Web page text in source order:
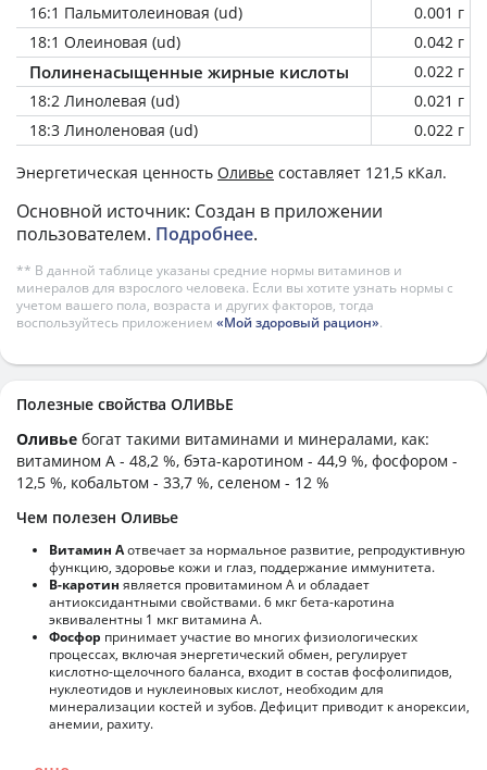
16:1 Пальмитолеиновая (ud)
0.001 г
18:1 Олеиновая (ud)
0.042 г
Полиненасыщенные жирные кислоты
0.022 г
18:2 Линолевая (ud)
0.021 г
18:3 Линоленовая (ud)
0.022 г
Энергетическая ценность Оливье составляет 121,5 кКал.
Основной источник: Создан в приложении
пользователем. Подробнее.
** В данной таблице указаны средние нормы витаминов и
минералов для взрослого человека. Если вы хотите узнать нормы с
учетом вашего пола, возраста и других факторов, тогда
воспользуйтесь приложением «Мой здоровый рацион».
Полезные свойства ОЛИВЬЕ
Оливье богат такими витаминами и минералами, как:
витамином А - 48,2 %, бэта-каротином - 44,9 %, фосфором -
12,5 %, кобальтом - 33,7 %, селеном - 12 %
Чем полезен Оливье
Витамин Аотвечает за нормальное развитие, репродуктивную
функцию, здоровье кожи и глаз, поддержание иммунитета.
В-каротин является провитамином А и обладает
антиоксидантными свойствами. 6 мкг бета-каротина
эквивалентны 1 мкг витамина А.
Фосфор принимает участие во многих физиологических
процессах, включая энергетический обмен, регулирует
кислотно-щелочного баланса, входит в состав фосфолипидов,
нуклеотидов и нуклеиновых кислот, необходим для
минерализации костей и зубов. Дефицит приводит к анорексии,
анемии, рахиту.